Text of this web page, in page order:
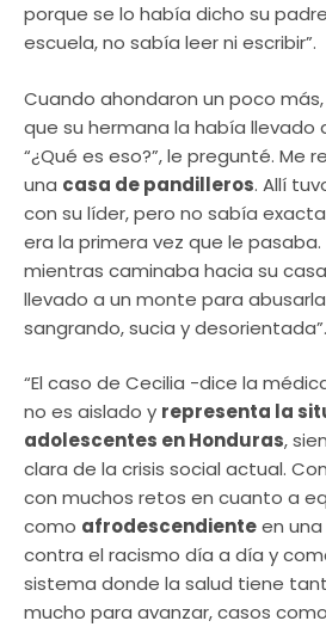
porque se lo había dicho su
escuela, no sabía leer ni escribir”.
Cuando ahondaron un poco
que su hermana la había llevado
“¿Qué es eso?”, le pregunté. Me
una casa de pandilleros. Allí
con su líder, pero no sabía
era la primera vez que le
mientras caminaba hacia su
llevado a un monte para
sangrando, sucia y desorientada”.
“El caso de Cecilia -dice la
no es aislado y representa la
adolescentes en Honduras,
clara de la crisis social actual.
con muchos retos en cuanto a
como afrodescendienteen
contra el racismo día a día y
sistema donde la salud tiene
mucho para avanzar, casos